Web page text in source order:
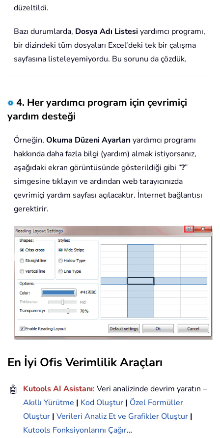
düzeltildi.
Bazı durumlarda, Dosya Adı Listesi yardımcı programı,
bir dizindeki tüm dosyaları Excel'deki tek bir çalışma
sayfasına listeleyemiyordu. Bu sorunu da çözdük.
4. Her yardımcı program için çevrimiçi
yardım desteği
Örneğin, Okuma Düzeni Ayarları yardımcı programı
hakkında daha fazla bilgi (yardım) almak istiyorsanız,
aşağıdaki ekran görüntüsünde gösterildiği gibi “?”
simgesine tıklayın ve ardından web tarayıcınızda
çevrimiçi yardım sayfası açılacaktır. İnternet bağlantısı
gerektirir.
En İyi Ofis Verimlilik Araçları
🤖 Kutools AI Asistanı: Veri analizinde devrim yaratın –
Akıllı Yürütme | Kod Oluştur | Özel Formüller
Oluştur | Verileri Analiz Et ve Grafikler Oluştur |
Kutools Fonksiyonlarını Çağır…